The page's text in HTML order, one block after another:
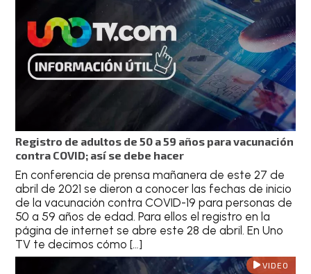
Registro de adultos de 50 a 59 años para vacunación
contra COVID; así se debe hacer
En conferencia de prensa mañanera de este 27 de
abril de 2021 se dieron a conocer las fechas de inicio
de la vacunación contra COVID-19 para personas de
50 a 59 años de edad. Para ellos el registro en la
página de internet se abre este 28 de abril. En Uno
TV te decimos cómo […]
VIDEO